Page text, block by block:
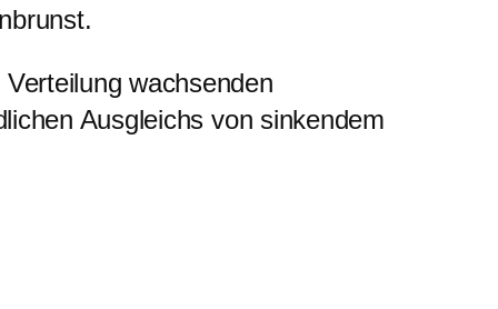
wachsenden
Ausgleichs von sinkendem